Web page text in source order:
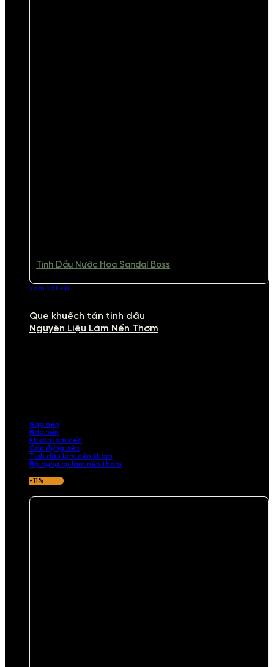
Tinh Dầu Nước Hoa Sandal Boss
xem tất cả
Que khuếch tán tinh dầu
Nguyên Liệu Làm Nến Thơm
Sáp nến
Bấc nến
Khuôn làm nến
Cốc đựng nến
Tinh dầu làm nến thơm
Bộ dụng cụ làm nến thơm
-11%